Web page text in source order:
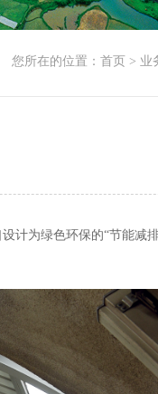
您所在的位置： 首页 > 业
设计为绿色环保的“节能减